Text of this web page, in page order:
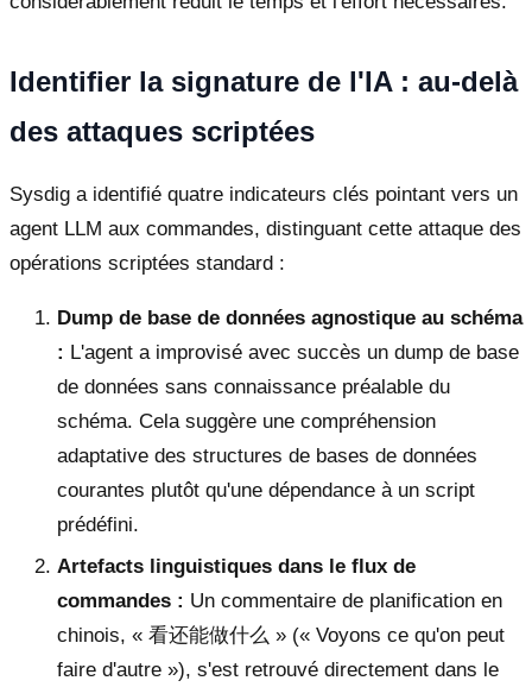
Identifier la signature de l'IA : au-delà
des attaques scriptées
Sysdig a identifié quatre indicateurs clés pointant vers un
agent LLM aux commandes, distinguant cette attaque des
opérations scriptées standard :
Dump de base de données agnostique au schéma
: L'agent a improvisé avec succès un dump de base
de données sans connaissance préalable du
schéma. Cela suggère une compréhension
adaptative des structures de bases de données
courantes plutôt qu'une dépendance à un script
prédéfini.
Artefacts linguistiques dans le flux de
commandes : Un commentaire de planification en
chinois, « 看还能做什么 » (« Voyons ce qu'on peut
faire d'autre »), s'est retrouvé directement dans le